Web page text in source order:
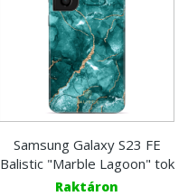
Samsung Galaxy S23 FE
Balistic "Marble Lagoon" tok
Raktáron